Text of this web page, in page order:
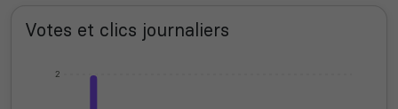
Votes et clics journaliers
2